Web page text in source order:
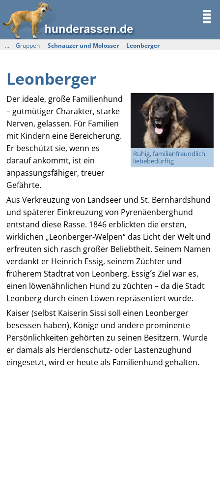
... Gruppen Schnauzer und Molosser Leonberger
Leonberger
Ruhig, familienfreundlich,
liebebedürftig
Der ideale, große Familienhund
– gutmütiger Charakter, starke
Nerven, gelassen. Für Familien
mit Kindern eine Bereicherung.
Er beschützt sie, wenn es
darauf ankommt, ist ein
anpassungsfähiger, treuer
Gefährte.
Aus Verkreuzung von Landseer und St. Bernhardshund
und späterer Einkreuzung von Pyrenäenberghund
entstand diese Rasse. 1846 erblickten die ersten,
wirklichen „Leonberger-Welpen“ das Licht der Welt und
erfreuten sich rasch großer Beliebtheit. Seinem Namen
verdankt er Heinrich Essig, seinem Züchter und
früherem Stadtrat von Leonberg. Essig´s Ziel war es,
einen löwenähnlichen Hund zu züchten – da die Stadt
Leonberg durch einen Löwen repräsentiert wurde.
Kaiser (selbst Kaiserin Sissi soll einen Leonberger
besessen haben), Könige und andere prominente
Persönlichkeiten gehörten zu seinen Besitzern. Wurde
er damals als Herdenschutz- oder Lastenzughund
eingesetzt, wird er heute als Familienhund gehalten.